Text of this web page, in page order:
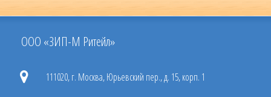
ООО «ЗИП-М Ритейл»
111020, г. Москва, Юрьевский пер., д. 15, корп. 1